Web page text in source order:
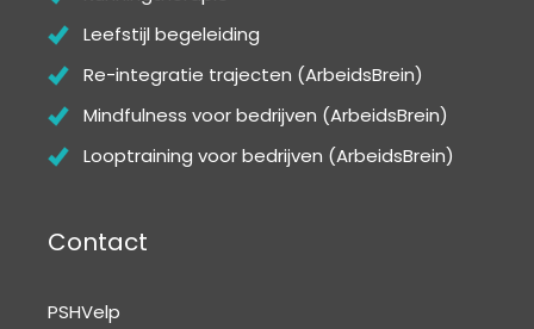
Leefstijl begeleiding
Re-integratie trajecten (ArbeidsBrein)
Mindfulness voor bedrijven (ArbeidsBrein)
Looptraining voor bedrijven (ArbeidsBrein)
Contact
PSHVelp